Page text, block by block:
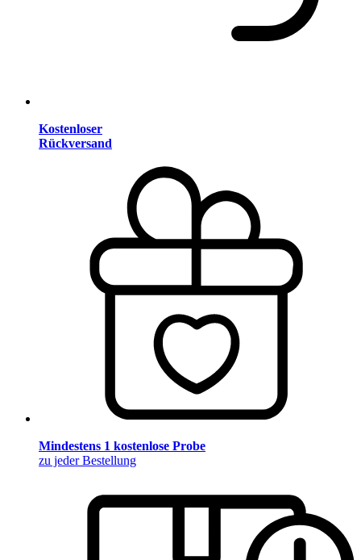
Kostenloser
Rückversand
Mindestens 1 kostenlose Probe
zu jeder Bestellung